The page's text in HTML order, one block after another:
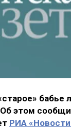
бабье
этом
РИА